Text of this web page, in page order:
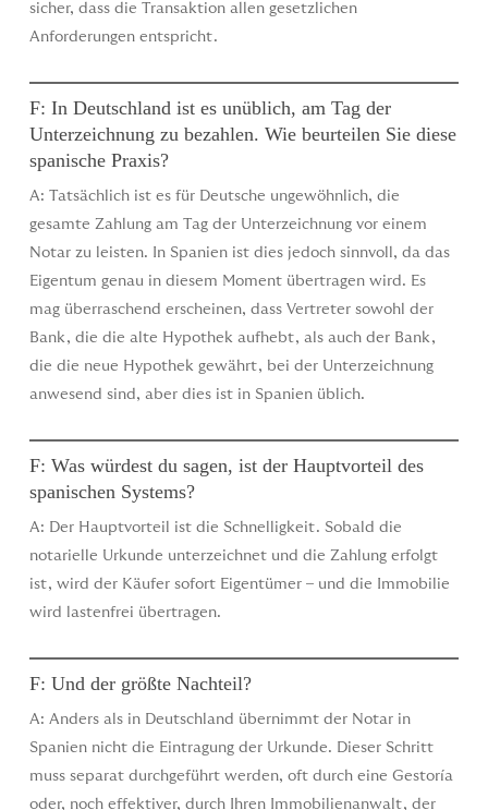
sicher, dass die Transaktion allen gesetzlichen
Anforderungen entspricht.
F: In Deutschland ist es unüblich, am Tag der
Unterzeichnung zu bezahlen. Wie beurteilen Sie diese
spanische Praxis?
A: Tatsächlich ist es für Deutsche ungewöhnlich, die
gesamte Zahlung am Tag der Unterzeichnung vor einem
Notar zu leisten. In Spanien ist dies jedoch sinnvoll, da das
Eigentum genau in diesem Moment übertragen wird. Es
mag überraschend erscheinen, dass Vertreter sowohl der
Bank, die die alte Hypothek aufhebt, als auch der Bank,
die die neue Hypothek gewährt, bei der Unterzeichnung
anwesend sind, aber dies ist in Spanien üblich.
F: Was würdest du sagen, ist der Hauptvorteil des
spanischen Systems?
A: Der Hauptvorteil ist die Schnelligkeit. Sobald die
notarielle Urkunde unterzeichnet und die Zahlung erfolgt
ist, wird der Käufer sofort Eigentümer – und die Immobilie
wird lastenfrei übertragen.
F: Und der größte Nachteil?
A: Anders als in Deutschland übernimmt der Notar in
Spanien nicht die Eintragung der Urkunde. Dieser Schritt
muss separat durchgeführt werden, oft durch eine Gestoría
oder, noch effektiver, durch Ihren Immobilienanwalt, der